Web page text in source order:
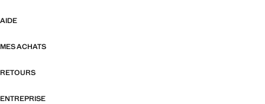
AIDE
MES ACHATS
RETOURS
ENTREPRISE